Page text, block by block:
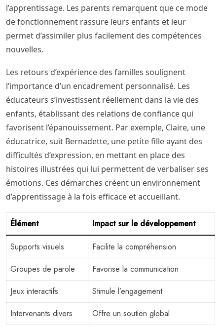
l’apprentissage. Les parents remarquent que ce mode
de fonctionnement rassure leurs enfants et leur
permet d’assimiler plus facilement des compétences
nouvelles.
Les retours d’expérience des familles soulignent
l’importance d’un encadrement personnalisé. Les
éducateurs s’investissent réellement dans la vie des
enfants, établissant des relations de confiance qui
favorisent l’épanouissement. Par exemple, Claire, une
éducatrice, suit Bernadette, une petite fille ayant des
difficultés d’expression, en mettant en place des
histoires illustrées qui lui permettent de verbaliser ses
émotions. Ces démarches créent un environnement
d’apprentissage à la fois efficace et accueillant.
Élément Impact sur le développement
Supports visuels
Facilite la compréhension
Groupes de parole
Favorise la communication
Jeux interactifs
Stimule l’engagement
Intervenants divers
Offre un soutien global